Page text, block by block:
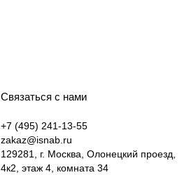
Связаться с нами
+7 (495) 241-13-55
zakaz@isnab.ru
129281, г. Москва, Олонецкий проезд,
4к2, этаж 4, комната 34